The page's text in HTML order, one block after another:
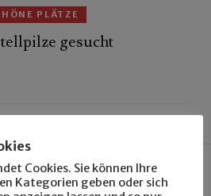
PLÄTZE
gesucht
Cookies. Sie können Ihre
Kategorien geben oder sich